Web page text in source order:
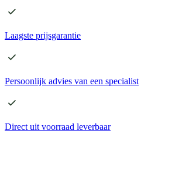
Laagste prijsgarantie
Persoonlijk advies van een specialist
Direct uit voorraad leverbaar